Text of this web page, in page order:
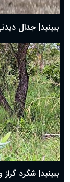
بهترین پیامک تبریک روز پدر ۱۴۰۴؛
ببینید| جدال
ببینید| شگرد